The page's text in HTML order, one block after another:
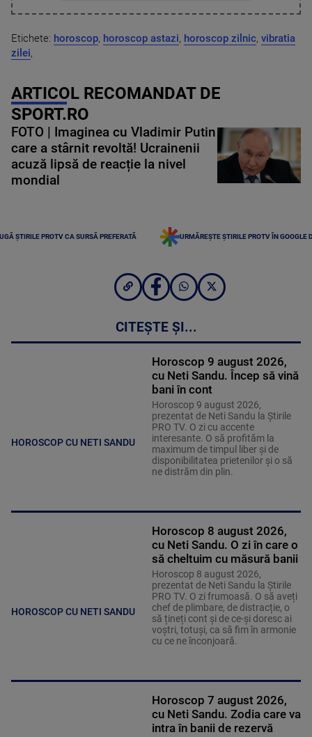
Etichete: horoscop, horoscop astazi, horoscop zilnic, vibratia
zilei,
ARTICOL RECOMANDAT DE
SPORT.RO
FOTO | Imaginea cu Vladimir Putin
care a stârnit revoltă! Ucrainenii
acuză lipsă de reacție la nivel
mondial
ȘTIRILE PROTV CA SURSĂ PREFERATĂ URMĂREȘTE ȘTIRILE PROTV ÎN GOOGLE
CITEȘTE ȘI...
HOROSCOP CU NETI SANDU
Horoscop 9 august 2026,
cu Neti Sandu. Încep să vină
bani în cont
Horoscop 9 august 2026,
prezentat de Neti Sandu la Știrile
PRO TV. O zi cu accente
interesante. O să profităm la
maximum de timpul liber și de
disponibilitatea prietenilor și o să
ne distrăm din plin.
HOROSCOP CU NETI SANDU
Horoscop 8 august 2026,
cu Neti Sandu. O zi în care o
să cheltuim cu măsură banii
Horoscop 8 august 2026,
prezentat de Neti Sandu la Știrile
PRO TV. O zi frumoasă. O să aveți
chef de plimbare, de distracție, o
să țineți cont și de ce-și doresc ai
voștri, totuși, ca să fim în armonie
cu ce ne înconjoară.
Horoscop 7 august 2026,
cu Neti Sandu. Zodia care va
intra în banii de rezervă